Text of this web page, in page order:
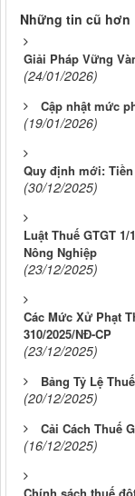
Những tin cũ hơn
Giải Pháp Vững
(24/01/2026)
Cập nhật mức
(19/01/2026)
Quy định mới:
(30/12/2025)
Luật Thuế GTGT
Nông Nghiệp
(23/12/2025)
Các Mức Xử Phạt
310/2025/NĐ-CP
(23/12/2025)
Bảng Tỷ Lệ
(20/12/2025)
Cải Cách Thuế
(16/12/2025)